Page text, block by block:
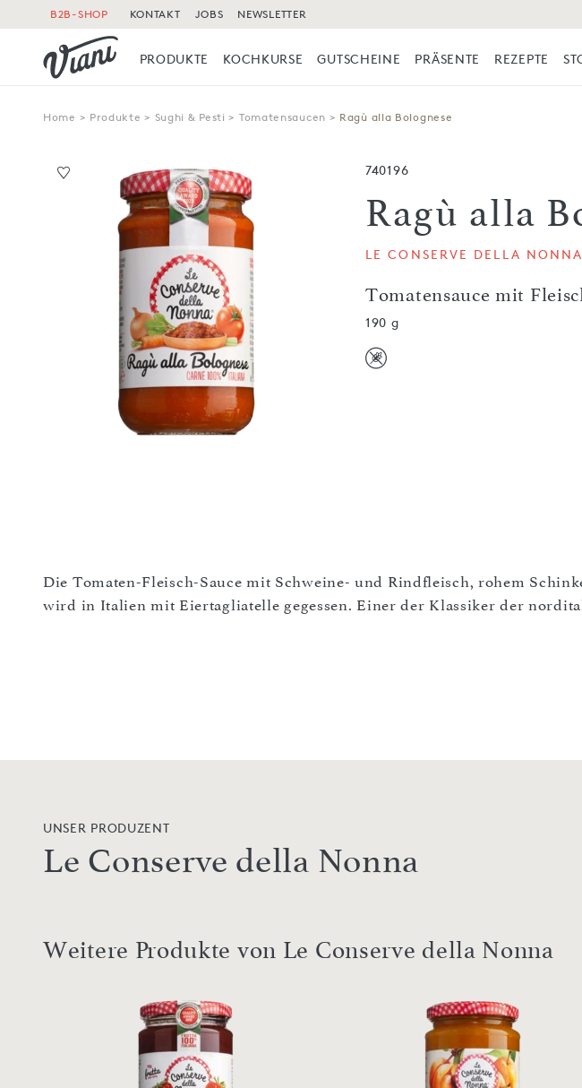
B2B-SHOP KONTAKT JOBS NEWSLETTER
PRODUKTE KOCHKURSE GUTSCHEINE PRÄSENTE REZEPTE
Home > Produkte > Sughi & Pesti > Tomatensaucen > Ragù alla Bolognese
740196
Ragù alla
Tomatensauce mit
LE CONSERVE DELLA NONNA
190 g
Die Tomaten-Fleisch-Sauce mit Schweine- und Rindfleisch, rohem
wird in Italien mit Eiertagliatelle gegessen. Einer der Klassiker der
UNSER PRODUZENT
Le Conserve della Nonna
Weitere Produkte von Le Conserve della Nonna